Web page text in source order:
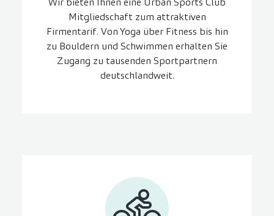
Mitgliedschaft zum attraktiven
Firmentarif. Von Yoga über Fitness bis hin
zu Bouldern und Schwimmen erhalten Sie
Zugang zu tausenden Sportpartnern
deutschlandweit.